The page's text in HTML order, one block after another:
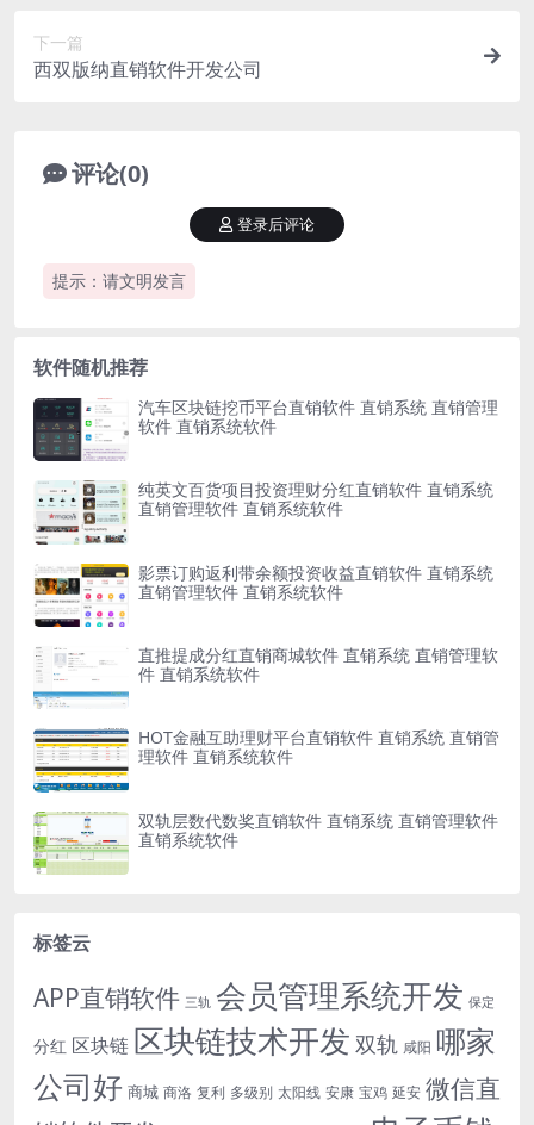
下一篇
西双版纳直销软件开发公司
评论(0)
提示：请文明发言
登录后评论
软件随机推荐
汽车区块链挖币平台直销软件 直销系统 直销管理
软件 直销系统软件
纯英文百货项目投资理财分红直销软件 直销系统
直销管理软件 直销系统软件
影票订购返利带余额投资收益直销软件 直销系统
直销管理软件 直销系统软件
直推提成分红直销商城软件 直销系统 直销管理软
件 直销系统软件
HOT金融互助理财平台直销软件 直销系统 直销管
理软件 直销系统软件
双轨层数代数奖直销软件 直销系统 直销管理软件
直销系统软件
标签云
APP直销软件 三轨 会员管理系统开发 保定
分红 区块链 区块链技术开发 双轨 咸阳 哪家
公司好 商城 商洛 复利 多级别 太阳线 安康 宝鸡 延安 微信直